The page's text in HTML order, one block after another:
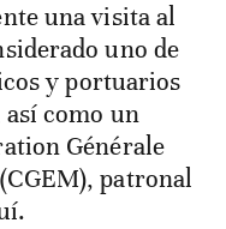
una visita al
uno de
y portuarios
como un
Générale
patronal